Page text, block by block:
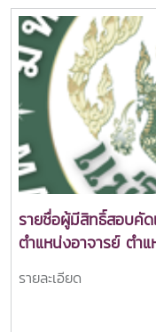
รายชื่อผู้มีสิทธิ์สอบคั
ตำแหน่งอาจารย์ ตำ
ศิลปศาสตร์
รายละเอียด